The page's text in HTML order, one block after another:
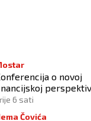
o novoj
unije
6 sati
Čovića